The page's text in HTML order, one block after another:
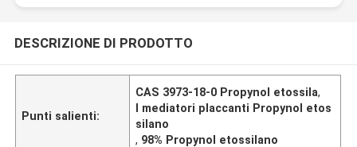
DESCRIZIONE DI PRODOTTO
Punti salienti:
CAS 3973-18-0 Propynol etossila,
I mediatori placcanti Propynol etos
silano
, 98% Propynol etossilano